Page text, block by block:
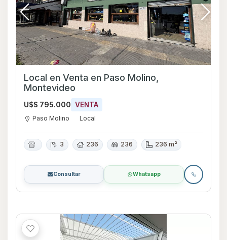
Local en Venta en Paso Molino,
Montevideo
U$S 795.000 VENTA
Paso Molino Local
3 236 236 236 m²
Consultar Whatsapp